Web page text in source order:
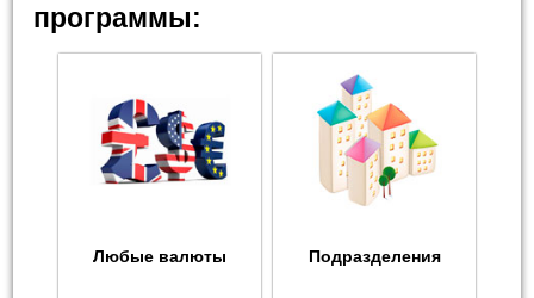
программы:
Любые валюты Подразделения